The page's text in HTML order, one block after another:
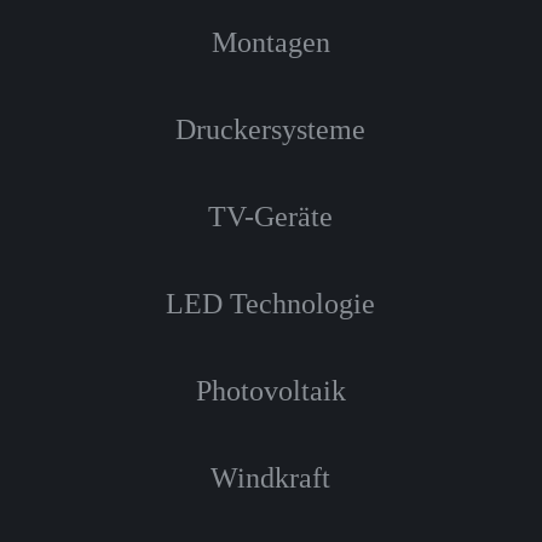
Montagen
Druckersysteme
TV-Geräte
LED Technologie
Photovoltaik
Windkraft